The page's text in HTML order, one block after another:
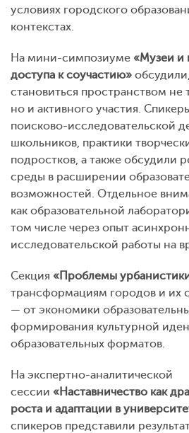
условиях городского
контекстах.
На мини-симпозиуме «Музеи и
доступа к соучастию»
становиться пространством не
но и активного участия.
поисково-исследовательской
школьников, практики
подростков, а также обсудили
среды в расширении
возможностей. Отдельное
как образовательной
том числе через опыт
исследовательской работы на
Секция «Проблемы
трансформациям городов и их
— от экономики
формирования культурной
образовательных форматов.
На экспертно-аналитической
сессии «Наставничество как
роста и адаптации в
спикеров представили